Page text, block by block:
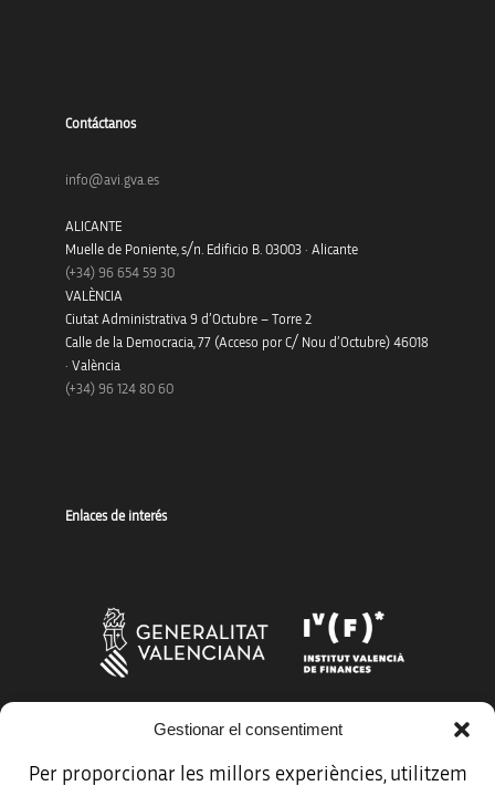
Gestionar el consentiment
Per proporcionar les millors experiències, utilitzem
Contáctanos
info@avi.gva.es
ALICANTE
Muelle de Poniente, s/n. Edificio B. 03003 · Alicante
(+34) 96 654 59 30
VALÈNCIA
Ciutat Administrativa 9 d’Octubre – Torre 2
Calle de la Democracia, 77 (Acceso por C/ Nou d’Octubre) 46018
· València
(+34) 96 124 80 60
Enlaces de interés